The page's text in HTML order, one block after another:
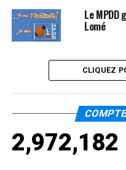
Le MPDD
Lomé
CLIQUEZ
2,972,182